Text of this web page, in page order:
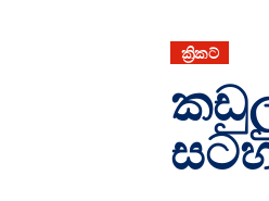
ක්‍රිකට්